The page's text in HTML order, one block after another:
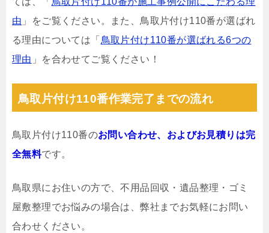
由 」をご覧ください。また、鳥取片付け110番が選ばれ
る理由については「 鳥取片付け110番が選ばれる6つの
理由 」を合わせてご覧ください！
鳥取片付け110番作業完了までの流れ
鳥取片付け110番のお問い合わせ、およびお見積りは完
全無料です。
鳥取県にお住いの方で、不用品回収・遺品整理・ゴミ
屋敷整理でお悩みの場合は、弊社までお気軽にお問い
合わせください。